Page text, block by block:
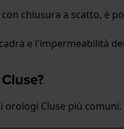
chiusura a scatto, è
e l'impermeabilità
orologi Cluse più comuni.